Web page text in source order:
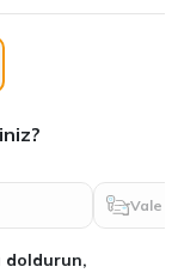
Vale
doldurun,